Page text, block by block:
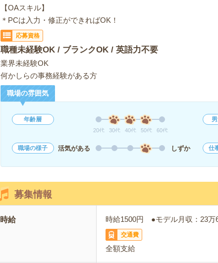
【OAスキル】
＊PCは入力・修正ができればOK！
応募資格
職種未経験OK / ブランクOK / 英語力不要
業界未経験OK
何かしらの事務経験がある方
職場の雰囲気
年齢層
20代 30代 40代 50代 60代
職場の様子 活気がある しずか 仕
募集情報
時給 時給1500円 ●モデル月収：23万
交通費
全額支給